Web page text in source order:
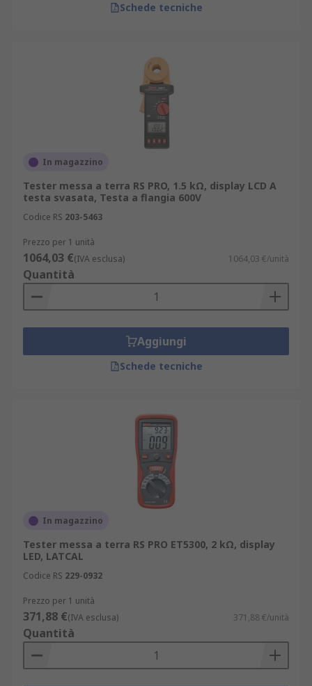
Schede tecniche
In magazzino
Tester messa a terra RS PRO, 1.5 kΩ, display LCD A
testa svasata, Testa a flangia 600V
Codice RS 203-5463
Prezzo per 1 unità
1064,03 €(IVA esclusa) 1064,03 €/unità
Quantità
Aggiungi
Schede tecniche
In magazzino
Tester messa a terra RS PRO ET5300, 2 kΩ, display
LED, LATCAL
Codice RS 229-0932
Prezzo per 1 unità
371,88 €(IVA esclusa) 371,88 €/unità
Quantità